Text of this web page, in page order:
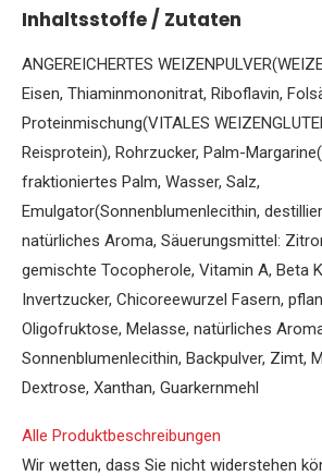
Inhaltsstoffe / Zutaten
ANGEREICHERTES
Eisen, Thiaminmononitrat, Riboflavin,
Proteinmischung(VITALES
Reisprotein), Rohrzucker, Palm-
fraktioniertes Palm, Wasser, Salz,
Emulgator(Sonnenblumenlecithin,
natürliches Aroma, Säuerungsmittel:
gemischte Tocopherole, Vitamin A, Beta
Invertzucker, Chicoreewurzel Fasern,
Oligofruktose, Melasse, natürliches
Sonnenblumenlecithin, Backpulver, Zimt,
Dextrose, Xanthan, Guarkernmehl
Alle Produktbeschreibungen
Wir wetten, dass Sie nicht widerstehen